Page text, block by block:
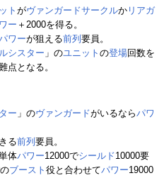
ト がヴァンガードサークルか リアガ
ー ＋2000を得る。
ワーが狙える前列 要員。
シスター 」のユニット の登場回数を
点となる。
ー 」のヴァンガードがいるならパワ
る前列 要員。
体パワー12000でシールド10000要
ブースト 役と合わせてパワー19000